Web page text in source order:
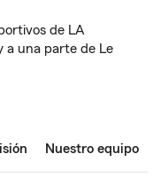
de LA
a una parte de Le
Nuestro equipo